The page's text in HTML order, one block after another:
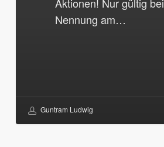
Nennung am…
Guntram Ludwig